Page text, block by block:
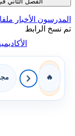
المدرسون الأخبار
تم نسخ الرابط
🔥